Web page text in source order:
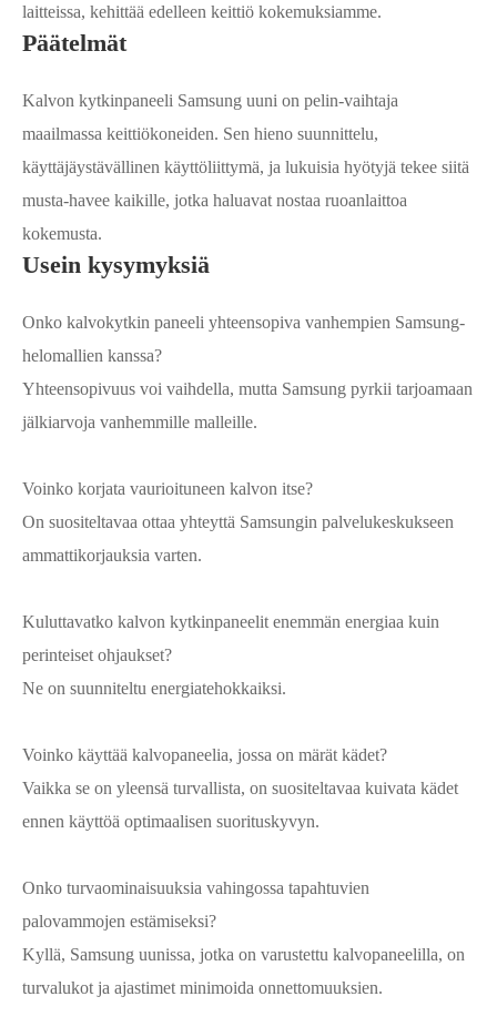
laitteissa, kehittää edelleen keittiö kokemuksiamme.
Päätelmät
Kalvon kytkinpaneeli Samsung uuni on pelin-vaihtaja
maailmassa keittiökoneiden. Sen hieno suunnittelu,
käyttäjäystävällinen käyttöliittymä, ja lukuisia hyötyjä tekee siitä
musta-havee kaikille, jotka haluavat nostaa ruoanlaittoa
kokemusta.
Usein kysymyksiä
Onko kalvokytkin paneeli yhteensopiva vanhempien Samsung-
helomallien kanssa?
Yhteensopivuus voi vaihdella, mutta Samsung pyrkii tarjoamaan
jälkiarvoja vanhemmille malleille.
Voinko korjata vaurioituneen kalvon itse?
On suositeltavaa ottaa yhteyttä Samsungin palvelukeskukseen
ammattikorjauksia varten.
Kuluttavatko kalvon kytkinpaneelit enemmän energiaa kuin
perinteiset ohjaukset?
Ne on suunniteltu energiatehokkaiksi.
Voinko käyttää kalvopaneelia, jossa on märät kädet?
Vaikka se on yleensä turvallista, on suositeltavaa kuivata kädet
ennen käyttöä optimaalisen suorituskyvyn.
Onko turvaominaisuuksia vahingossa tapahtuvien
palovammojen estämiseksi?
Kyllä, Samsung uunissa, jotka on varustettu kalvopaneelilla, on
turvalukot ja ajastimet minimoida onnettomuuksien.